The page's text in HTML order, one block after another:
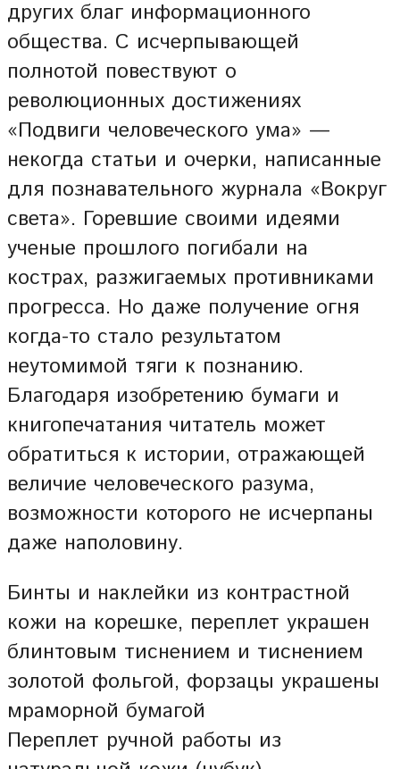
других благ информационного
общества. С исчерпывающей
полнотой повествуют о
революционных достижениях
«Подвиги человеческого ума» —
некогда статьи и очерки, написанные
для познавательного журнала «Вокруг
света». Горевшие своими идеями
ученые прошлого погибали на
кострах, разжигаемых противниками
прогресса. Но даже получение огня
когда-то стало результатом
неутомимой тяги к познанию.
Благодаря изобретению бумаги и
книгопечатания читатель может
обратиться к истории, отражающей
величие человеческого разума,
возможности которого не исчерпаны
даже наполовину.
Бинты и наклейки из контрастной
кожи на корешке, переплет украшен
блинтовым тиснением и тиснением
золотой фольгой, форзацы украшены
мраморной бумагой
Переплет ручной работы из